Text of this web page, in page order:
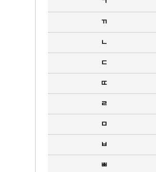
ㄲ
ㄴ
ㄷ
ㄸ
ㄹ
ㅁ
ㅂ
ㅃ